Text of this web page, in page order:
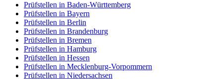
Prüfstellen in Baden-Württemberg
Prüfstellen in Bayern
Prüfstellen in Berlin
Prüfstellen in Brandenburg
Prüfstellen in Bremen
Prüfstellen in Hamburg
Prüfstellen in Hessen
Prüfstellen in Mecklenburg-Vorpommern
Prüfstellen in Niedersachsen